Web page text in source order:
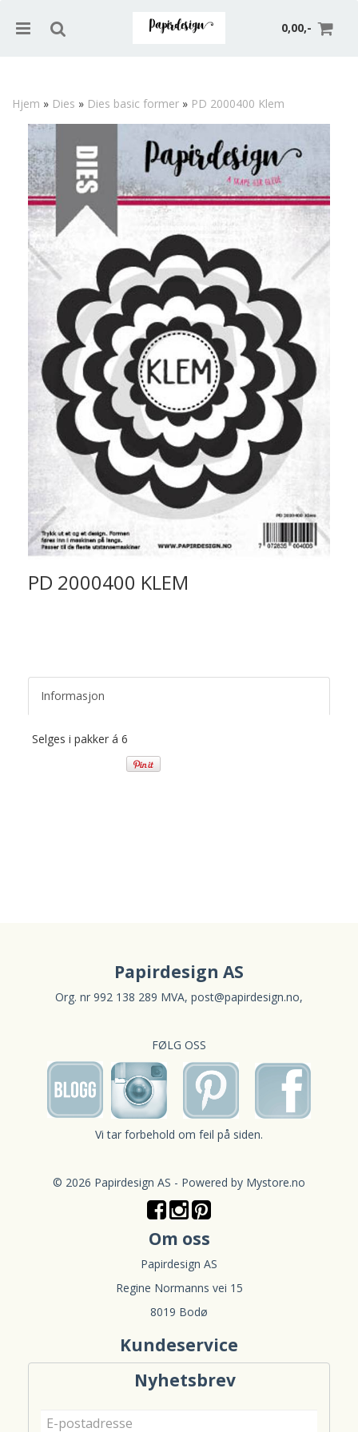
0,00,-
Hjem » Dies » Dies basic former » PD 2000400 Klem
PD 2000400 KLEM
Informasjon
Selges i pakker á 6
Papirdesign AS
Org. nr 992 138 289 MVA, post@papirdesign.no,
FØLG OSS
Vi tar forbehold om feil på siden.
© 2026 Papirdesign AS - Powered by Mystore.no
Om oss
Papirdesign AS
Regine Normanns vei 15
8019 Bodø
Kundeservice
Nyhetsbrev
Nullstill
Trykk ENTER for å søke